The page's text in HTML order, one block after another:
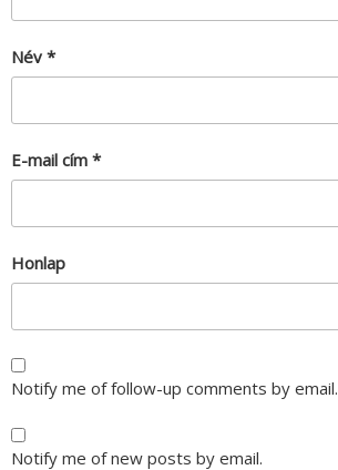
Név *
E-mail cím *
Honlap
Notify me of follow-up comments by email.
Notify me of new posts by email.